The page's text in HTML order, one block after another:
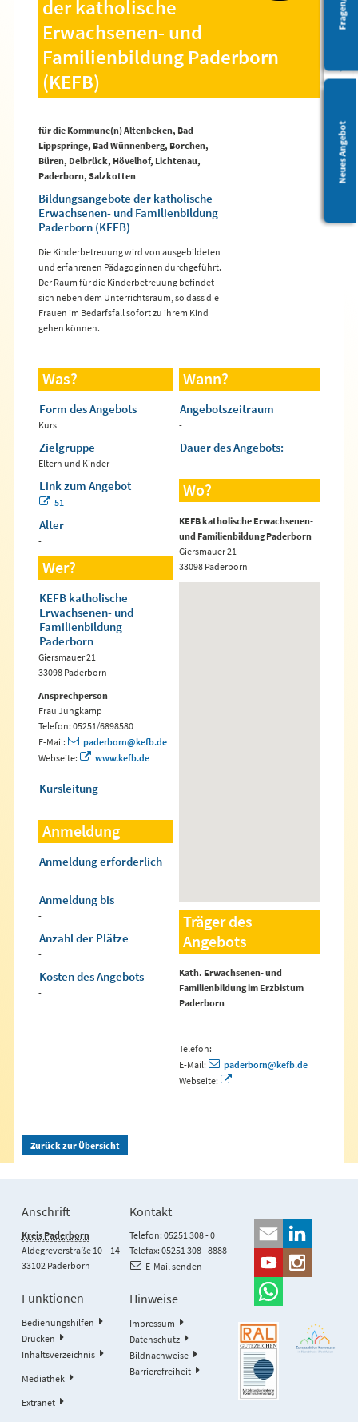
Leichte Sprache
Barrierefreiheit
Neues Angebot
der katholische
Erwachsenen- und
Familienbildung Paderborn
(KEFB)
für die Kommune(n) Altenbeken, Bad
Lippspringe, Bad Wünnenberg, Borchen,
Büren, Delbrück, Hövelhof, Lichtenau,
Paderborn, Salzkotten
Bildungsangebote der katholische
Erwachsenen- und Familienbildung
Paderborn (KEFB)
Die Kinderbetreuung wird von ausgebildeten
und erfahrenen Pädagoginnen durchgeführt.
Der Raum für die Kinderbetreuung befindet
sich neben dem Unterrichtsraum, so dass die
Frauen im Bedarfsfall sofort zu ihrem Kind
gehen können.
Was?
Form des Angebots
Kurs
Zielgruppe
Eltern und Kinder
Link zum Angebot
51
Alter
-
Wer?
KEFB katholische
Erwachsenen- und
Familienbildung
Paderborn
Giersmauer 21
33098 Paderborn
Ansprechperson
Frau Jungkamp
Telefon: 05251/6898580
E-Mail:
paderborn@kefb.de
Webseite:
www.kefb.de
Kursleitung
Anmeldung
Anmeldung erforderlich
-
Anmeldung bis
-
Anzahl der Plätze
-
Kosten des Angebots
-
Wann?
Angebotszeitraum
-
Dauer des Angebots:
-
Wo?
KEFB katholische Erwachsenen-
und Familienbildung Paderborn
Giersmauer 21
33098 Paderborn
Träger des
Angebots
Kath. Erwachsenen- und
Familienbildung im Erzbistum
Paderborn
Telefon:
E-Mail:
paderborn@kefb.de
Webseite:
Zurück zur Übersicht
Anschrift
Kreis Paderborn
Aldegreverstraße 10 – 14
33102 Paderborn
Kontakt
Telefon: 05251 308 - 0
Telefax: 05251 308 - 8888
E-Mail senden
Funktionen
Bedienungshilfen
Drucken
Inhaltsverzeichnis
Mediathek
Extranet
Hinweise
Impressum
Datenschutz
Bildnachweise
Barrierefreiheit